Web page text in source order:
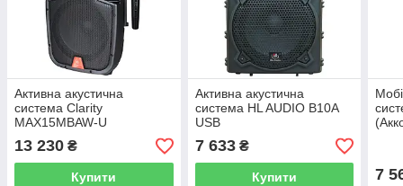
Активна акустична
система Clarity
MAX15MBAW-U
(Аккомулятор + USB +
Bluetooth + два радіо
мікрофона)
13 230 ₴
Купити
Активна акустична
система HL AUDIO B10A
USB
7 633₴
Купити 7